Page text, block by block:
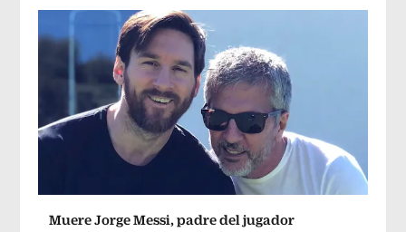
Muere Jorge Messi, padre del jugador